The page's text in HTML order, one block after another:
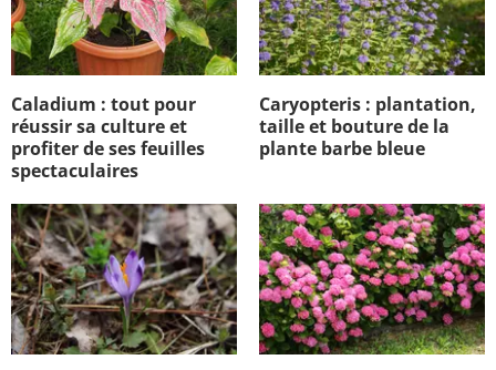
Caladium : tout pour
réussir sa culture et
profiter de ses feuilles
spectaculaires
Caryopteris : plantation,
taille et bouture de la
plante barbe bleue